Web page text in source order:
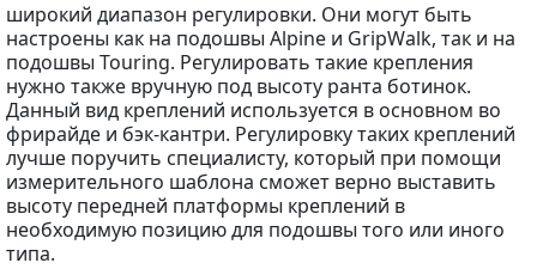
широкий диапазон регулировки. Они могут быть
настроены как на подошвы Alpine и GripWalk, так и на
подошвы Touring. Регулировать такие крепления
нужно также вручную под высоту ранта ботинок.
Данный вид креплений используется в основном во
фрирайде и бэк-кантри. Регулировку таких креплений
лучше поручить специалисту, который при помощи
измерительного шаблона сможет верно выставить
высоту передней платформы креплений в
необходимую позицию для подошвы того или иного
типа.